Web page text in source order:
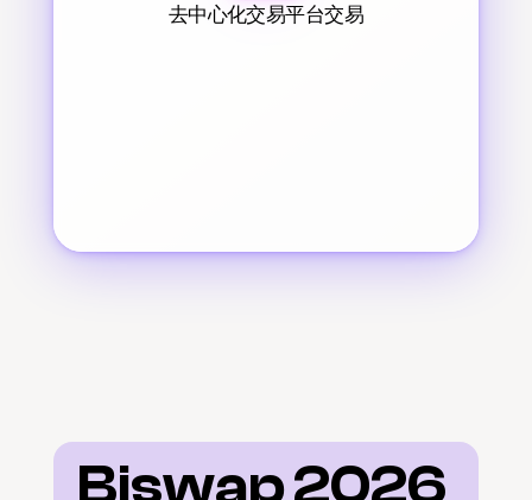
去中心化交易平台交易
Biswap 2026